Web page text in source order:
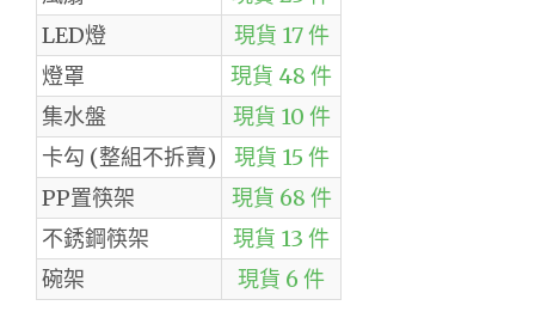
LED燈
現貨 17 件
燈罩
現貨 48 件
集水盤
現貨 10 件
卡勾 (整組不拆賣)
現貨 15 件
PP置筷架
現貨 68 件
不銹鋼筷架
現貨 13 件
碗架
現貨 6 件